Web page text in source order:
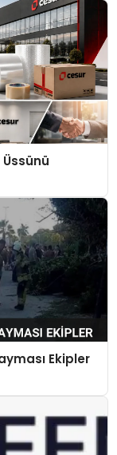
Ekipler